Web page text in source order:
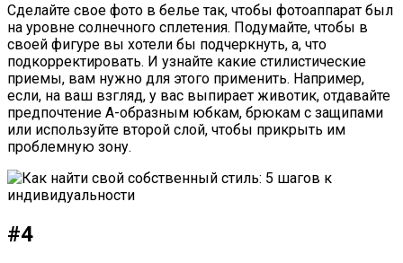
Сделайте свое фото в белье так, чтобы фотоаппарат был
на уровне солнечного сплетения. Подумайте, чтобы в
своей фигуре вы хотели бы подчеркнуть, а, что
подкорректировать. И узнайте какие стилистические
приемы, вам нужно для этого применить. Например,
если, на ваш взгляд, у вас выпирает животик, отдавайте
предпочтение А-образным юбкам, брюкам с защипами
или используйте второй слой, чтобы прикрыть им
проблемную зону.
#4